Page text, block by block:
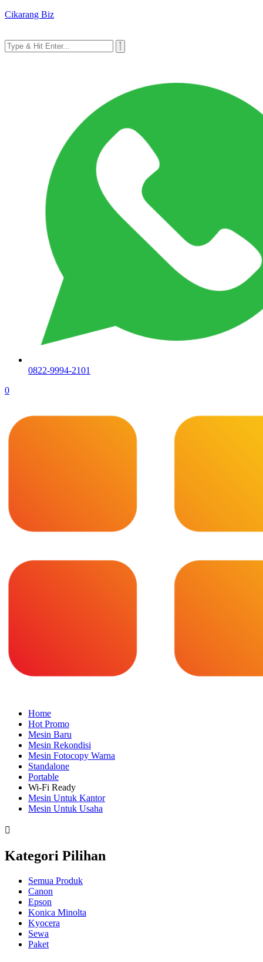
Cikarang Biz
0822-9994-2101
0
Home
Hot Promo
Mesin Baru
Mesin Rekondisi
Mesin Fotocopy Warna
Standalone
Portable
Wi-Fi Ready
Mesin Untuk Kantor
Mesin Untuk Usaha
Kategori Pilihan
Semua Produk
Canon
Epson
Konica Minolta
Kyocera
Sewa
Paket